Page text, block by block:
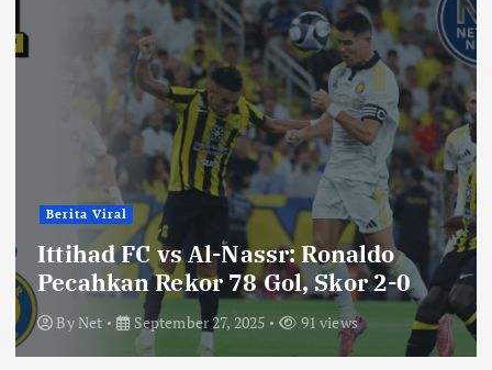
Berita Viral
Ittihad FC vs Al-Nassr: Ronaldo
Pecahkan Rekor 78 Gol, Skor 2-0
ByNet September 27, 2025 91 views